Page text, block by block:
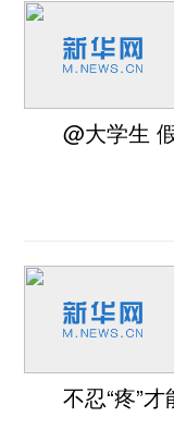
@大学生
不忍“疼”